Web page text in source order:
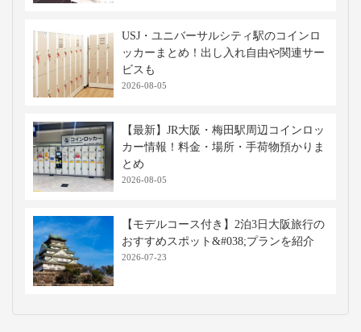
USJ・ユニバーサルシティ駅のコインロ
ッカーまとめ！出し入れ自由や関連サー
ビスも
2026-08-05
【最新】JR大阪・梅田駅周辺コインロッ
カー情報！料金・場所・手荷物預かりま
とめ
2026-08-05
【モデルコース付き】2泊3日大阪旅行の
おすすめスポット&#038;プランを紹介
2026-07-23